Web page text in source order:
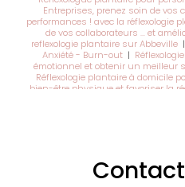
Entreprises, prenez soin de vos
performances ! avec la réflexologie
de vos collaborateurs … et
reflexologie plantaire sur Abbeville |
Anxiété - Burn-out|
émotionnel et obtenir un meilleur
Réflexologie plantaire à domicile
bien-être physique et favoriser la